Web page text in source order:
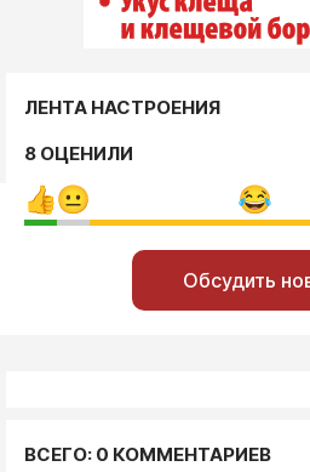
ЛЕНТА НАСТРОЕНИЯ
8 ОЦЕНИЛИ
Обсудить
ВСЕГО: 0 КОММЕНТАРИЕВ